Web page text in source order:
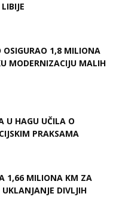
OSIGURAO 1,8 MILIONA
MODERNIZACIJU MALIH
U HAGU UČILA O
PRAKSAMA
1,66 MILIONA KM ZA
DIVLJIH